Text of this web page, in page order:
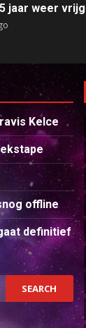
jaar weer
Kelce
offline
definitief